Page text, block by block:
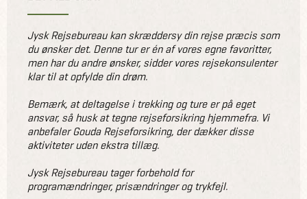
Jysk Rejsebureau kan skræddersy din rejse præcis som
du ønsker det. Denne tur er én af vores egne favoritter,
men har du andre ønsker, sidder vores rejsekonsulenter
klar til at opfylde din drøm.
Bemærk, at deltagelse i trekking og ture er på eget
ansvar, så husk at tegne rejseforsikring hjemmefra. Vi
anbefaler Gouda Rejseforsikring, der dækker disse
aktiviteter uden ekstra tillæg.
Jysk Rejsebureau tager forbehold for
programændringer, prisændringer og trykfejl.